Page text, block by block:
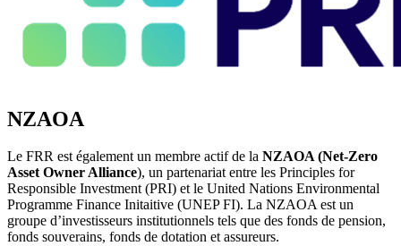
NZAOA
Le FRR est également un membre actif de la NZAOA (Net-Zero
Asset Owner Alliance), un partenariat entre les Principles for
Responsible Investment (PRI) et le United Nations Environmental
Programme Finance Initaitive (UNEP FI). La NZAOA est un
groupe d’investisseurs institutionnels tels que des fonds de pension,
fonds souverains, fonds de dotation et assureurs.